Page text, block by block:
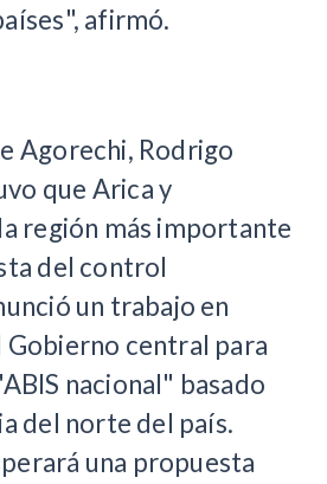
afirmó.
Agorechi, Rodrigo
que Arica y
región más importante
del control
un trabajo en
central para
nacional" basado
del norte del país.
una propuesta